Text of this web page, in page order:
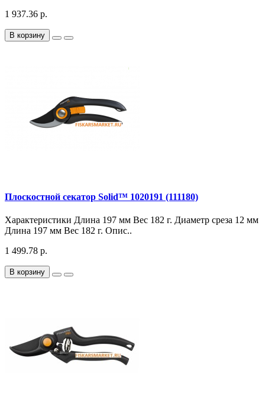
1 937.36 р.
В корзину
Плоскостной секатор Solid™ 1020191 (111180)
Характеристики Длина 197 мм Вес 182 г. Диаметр среза 12 мм
Длина 197 мм Вес 182 г. Опис..
1 499.78 р.
В корзину